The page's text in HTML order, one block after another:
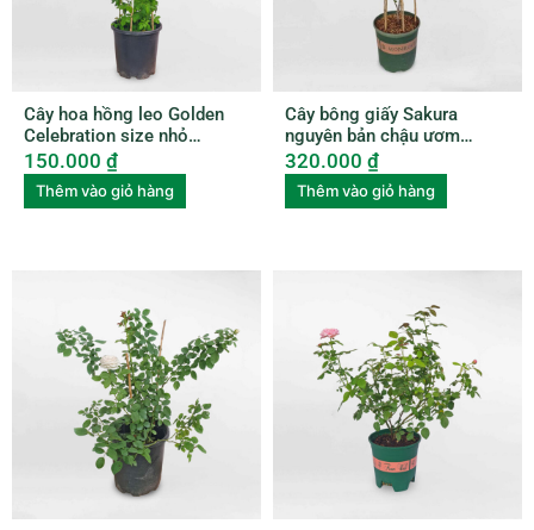
Cây hoa hồng leo Golden
Celebration size nhỏ
ROSE006
150.000 ₫
Thêm vào giỏ hàng
Cây bông giấy Sakura
nguyên bản chậu ươm
BGNB001
320.000 ₫
Thêm vào giỏ hàng